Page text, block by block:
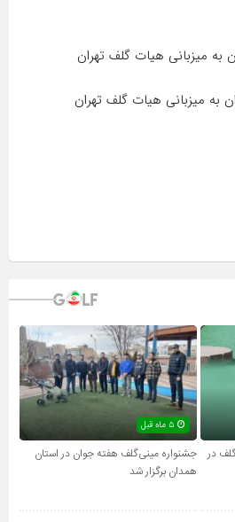
در جشنواره مینی‌گلف هفته جوان در استان
همدان برگزار شد